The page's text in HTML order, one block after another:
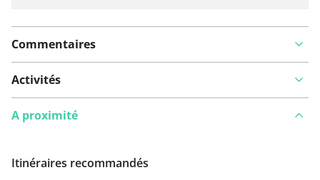
Commentaires
Activités
A proximité
Itinéraires recommandés